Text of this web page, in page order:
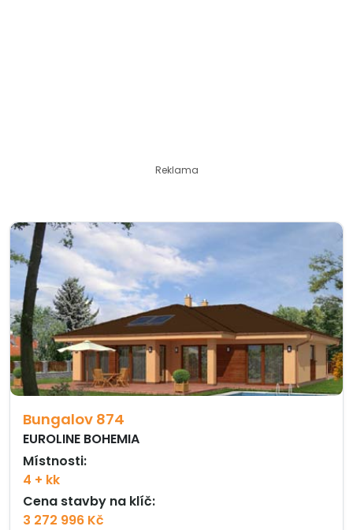
Reklama
Bungalov 874
EUROLINE BOHEMIA
Místnosti:
4 + kk
Cena stavby na klíč:
3 272 996 Kč